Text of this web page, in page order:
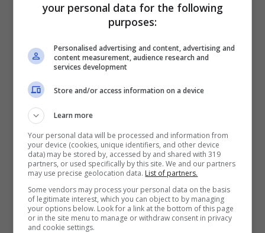
spettatorinell’ultima manifestazione – e di
montepremi di bentre milioni di dollari. La
loro partecipazione, inoltre, potrebbe
concedere l’opportunità a Mkers di creare la
propriaskin personalizzata
vestirà gli operatori che si sfideranno nella
competizione.
Malgrado l’eccezionale traguardo ottenuto
dalla squadra di Rainbow Six Siege, Mkers
non è di certo nuova al raggiungimento delle
your personal data for the following
purposes:
Personalised advertising and content, advertising and
content measurement, audience research and
services development
Store and/or access information on a device
Learn more
Your personal data will be processed and information from
your device (cookies, unique identifiers, and other device
data) may be stored by, accessed by and shared with 319
partners, or used specifically by this site. We and our partners
may use precise geolocation data. List of partners.
Some vendors may process your personal data on the basis
of legitimate interest, which you can object to by managing
your options below. Look for a link at the bottom of this page
or in the site menu to manage or withdraw consent in privacy
and cookie settings.